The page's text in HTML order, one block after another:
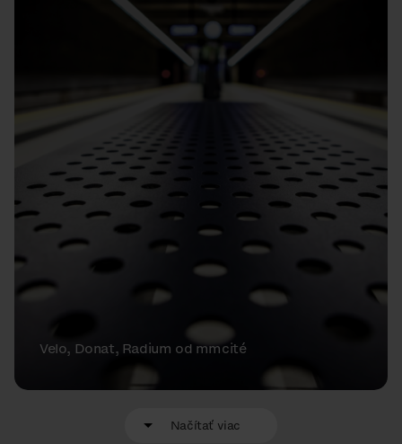
Velo, Donat, Radium od mmcité
Načítať viac